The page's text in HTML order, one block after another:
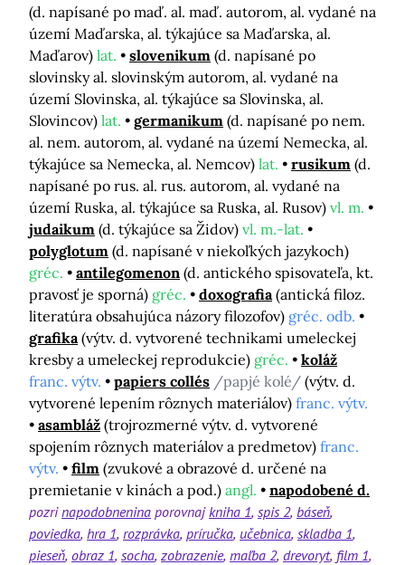
(d. napísané po maď. al. maď. autorom, al. vydané na
území Maďarska, al. týkajúce sa Maďarska, al.
Maďarov) lat. slovenikum (d. napísané po
slovinsky al. slovinským autorom, al. vydané na
území Slovinska, al. týkajúce sa Slovinska, al.
Slovincov) lat. germanikum (d. napísané po nem.
al. nem. autorom, al. vydané na území Nemecka, al.
týkajúce sa Nemecka, al. Nemcov) lat. rusikum (d.
napísané po rus. al. rus. autorom, al. vydané na
území Ruska, al. týkajúce sa Ruska, al. Rusov) vl. m.
judaikum (d. týkajúce sa Židov) vl. m.-lat.
polyglotum (d. napísané v niekoľkých jazykoch)
gréc.
antilegomenon (d. antického spisovateľa, kt.
pravosť je sporná) gréc. doxografia (antická filoz.
literatúra obsahujúca názory filozofov) gréc. odb.
grafika (výtv. d. vytvorené technikami umeleckej
kresby a umeleckej reprodukcie) gréc.
koláž
franc. výtv.
papiers collés /papjé kolé/ (výtv. d.
vytvorené lepením rôznych materiálov) franc. výtv.
asambláž (trojrozmerné výtv. d. vytvorené
spojením rôznych materiálov a predmetov) franc.
výtv.
film (zvukové a obrazové d. určené na
premietanie v kinách a pod.) angl.
napodobené d.
pozrinapodobnenina porovnaj kniha 1 spis 2 báseň
poviedka hra 1 rozprávka príručka učebnica skladba 1
pieseň obraz 1 socha zobrazenie maľba 2 drevoryt film 1